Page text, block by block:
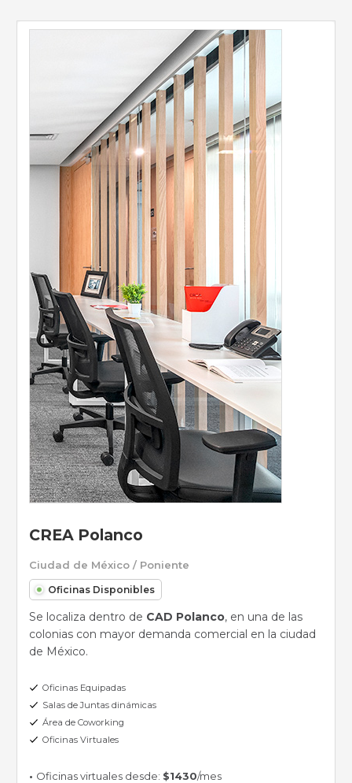
CREA Polanco
Ciudad de México / Poniente
Oficinas Disponibles
Se localiza dentro de CAD Polanco, en una de las
colonias con mayor demanda comercial en la ciudad
de México.
Oficinas Equipadas
Salas de Juntas dinámicas
Área de Coworking
Oficinas Virtuales
• Oficinas virtuales desde: $1430/mes